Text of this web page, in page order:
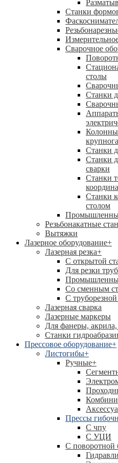
Станки
Сварочное
столы
Станки
Колонны
Станки
Станки
сварки
Станки
Станки
столом
Резьбонакатные
Вытяжки
Лазерное оборудование+
Лазерная резка+
С открытой
Для резки труб
Со сменным
С
Лазерная сварка
Лазерные маркеры
Для фанеры,
Станки
Прессовое оборудование+
Листогибы+
Ручные+
Прессы
C чпу
С УЦИ
С поворотной